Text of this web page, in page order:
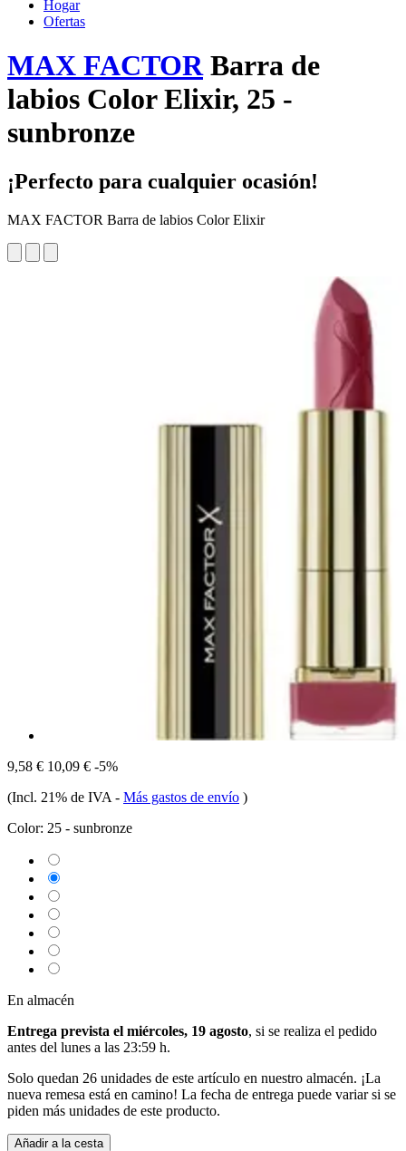
Hogar
Ofertas
MAX FACTORBarra de
labios Color Elixir, 25 -
sunbronze
¡Perfecto para cualquier ocasión!
MAX FACTOR Barra de labios Color Elixir
9,58 € 10,09 € -5%
(Incl. 21% de IVA - Más gastos de envío )
Color: 25 - sunbronze
En almacén
Entrega prevista el miércoles, 19 agosto, si se realiza el pedido
antes del lunes a las 23:59 h.
Solo quedan 26 unidades de este artículo en nuestro almacén. ¡La
nueva remesa está en camino! La fecha de entrega puede variar si se
piden más unidades de este producto.
Añadir a la cesta